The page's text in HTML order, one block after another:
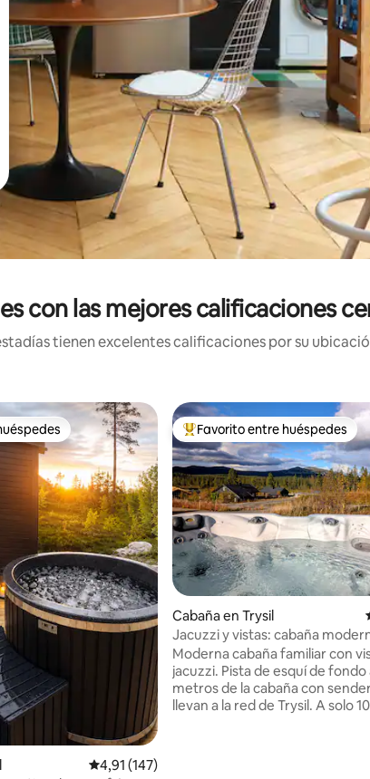
con las mejores calificaciones
tienen excelentes calificaciones por su
5. 47 evaluaciones
Calificación promedio: 4,91 de 5. 147
4,91 (147)
Favorito entre los huéspedes
Favorito entre huéspedes
Cabaña en Trysil
Jacuzzi y vistas: cabaña
de Trysil alpino
Moderna cabaña familiar con
jacuzzi. Pista de esquí de fondo a 200
metros de la cabaña con
llevan a la red de Trysil. A solo